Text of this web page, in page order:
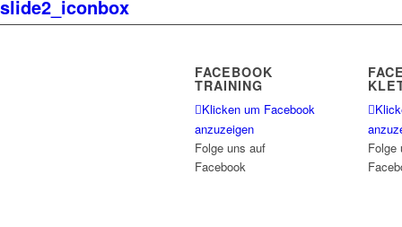
slide2_iconbox
FACEBOOK
TRAINING
Klicken um Facebook
anzuzeigen
Folge uns auf
Facebook
Folge